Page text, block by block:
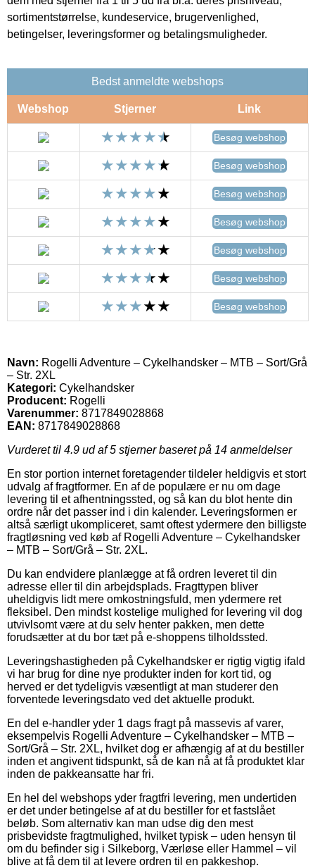
sortimentstørrelse, kundeservice, brugervenlighed,
betingelser, leveringsformer og betalingsmuligheder.
Bedst anmeldte webshops
Webshop Stjerner Link
Besøg webshop
Besøg webshop
Besøg webshop
Besøg webshop
Besøg webshop
Besøg webshop
Besøg webshop
Navn: Rogelli Adventure – Cykelhandsker – MTB – Sort/Grå
– Str. 2XL
Kategori: Cykelhandsker
Producent: Rogelli
Varenummer: 8717849028868
EAN: 8717849028868
Vurderet til 4.9 ud af 5 stjerner baseret på 14 anmeldelser
En stor portion internet foretagender tildeler heldigvis et stort
udvalg af fragtformer. En af de populære er nu om dage
levering til et afhentningssted, og så kan du blot hente din
ordre når det passer ind i din kalender. Leveringsformen er
altså særligt ukompliceret, samt oftest ydermere den billigste
fragtløsning ved køb af Rogelli Adventure – Cykelhandsker
– MTB – Sort/Grå – Str. 2XL.
Du kan endvidere planlægge at få ordren leveret til din
adresse eller til din arbejdsplads. Fragttypen bliver
uheldigvis lidt mere omkostningsfuld, men ydermere ret
fleksibel. Den mindst kostelige mulighed for levering vil dog
utvivlsomt være at du selv henter pakken, men dette
forudsætter at du bor tæt på e-shoppens tilholdssted.
Leveringshastigheden på Cykelhandsker er rigtig vigtig ifald
vi har brug for dine nye produkter inden for kort tid, og
herved er det tydeligvis væsentligt at man studerer den
forventede leveringsdato ved det aktuelle produkt.
En del e-handler yder 1 dags fragt på massevis af varer,
eksempelvis Rogelli Adventure – Cykelhandsker – MTB –
Sort/Grå – Str. 2XL, hvilket dog er afhængig af at du bestiller
inden et angivent tidspunkt, så de kan nå at få produktet klar
inden de pakkeansatte har fri.
En hel del webshops yder fragtfri levering, men undertiden
er det under betingelse af at du bestiller for et fastslået
beløb. Som alternativ kan man udse dig den mest
prisbevidste fragtmulighed, hvilket typisk – uden hensyn til
om du befinder sig i Silkeborg, Værløse eller Hammel – vil
blive at få dem til at levere ordren til en pakkeshop.